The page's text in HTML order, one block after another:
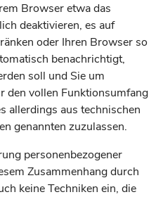
Browser etwa das
deaktivieren, es auf
oder Ihren Browser so
benachrichtigt,
soll und Sie um
den vollen Funktionsumfang
allerdings aus technischen
genannten zuzulassen.
personenbezogener
Zusammenhang durch
keine Techniken ein, die